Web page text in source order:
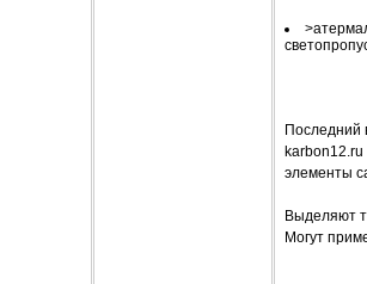
Последний
karbon12.ru
элементы
Выделяют
Могут